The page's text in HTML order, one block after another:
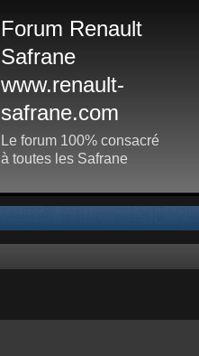
Forum Renault
Safrane
www.renault-
safrane.com
Le forum 100% consacré
à toutes les Safrane